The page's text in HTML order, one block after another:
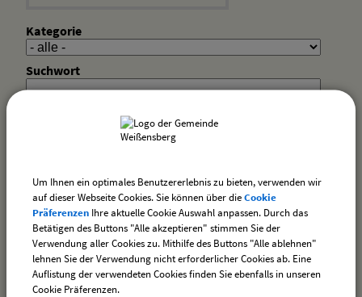
Kategorie
Suchwort
Es wurden keine Veranstaltungen gefunden.
Um Ihnen ein optimales Benutzererlebnis zu bieten, verwenden wir
auf dieser Webseite Cookies. Sie können über dieCookie
Präferenzen Ihre aktuelle Cookie Auswahl anpassen. Durch das
Betätigen des Buttons "Alle akzeptieren" stimmen Sie der
Verwendung aller Cookies zu. Mithilfe des Buttons "Alle ablehnen"
lehnen Sie der Verwendung nicht erforderlicher Cookies ab. Eine
Auflistung der verwendeten Cookies finden Sie ebenfalls in unseren
Cookie Präferenzen.